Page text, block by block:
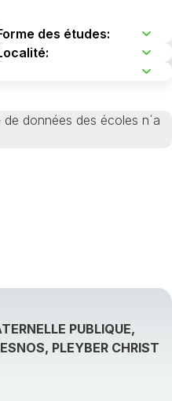
données des écoles n´a
PUBLIQUE,
PLEYBER CHRIST